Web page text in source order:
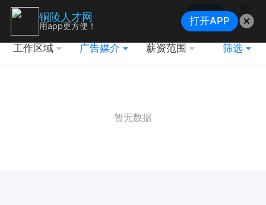
搜索
地图
工作区域 广告媒介 薪资范围 筛选
暂无数据
铜陵人才网
用app更方便！ 打开APP